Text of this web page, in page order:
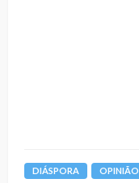
DIÁSPORA OPINIÃO